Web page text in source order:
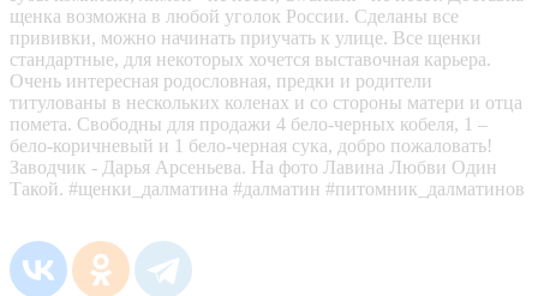
щенка возможна в любой уголок России. Сделаны все
прививки, можно начинать приучать к улице. Все щенки
стандартные, для некоторых хочется выставочная карьера.
Очень интересная родословная, предки и родители
титулованы в нескольких коленах и со стороны матери и отца
помета. Свободны для продажи 4 бело-черных кобеля, 1 –
бело-коричневый и 1 бело-черная сука, добро пожаловать!
Заводчик - Дарья Арсеньева. На фото Лавина Любви Один
Такой. #щенки_далматина #далматин #питомник_далматинов